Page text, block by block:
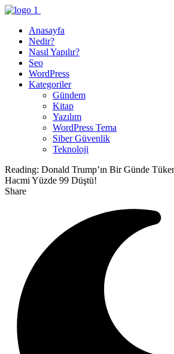
Anasayfa
Nedir?
Nasıl Yapılır?
Seo
WordPress
Kategoriler
Gündem
Kitap
Yazılım
WordPress Tema
Siber Güvenlik
Teknoloji
Reading: Donald Trump’ın Bir Günde
Hacmi Yüzde 99 Düştü!
Share